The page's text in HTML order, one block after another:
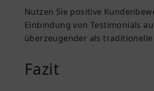
Nutzen Sie positive
Einbindung von Testimonials
überzeugender als
Fazit